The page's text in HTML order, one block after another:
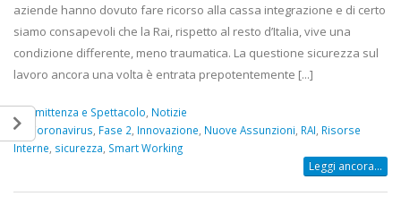
aziende hanno dovuto fare ricorso alla cassa integrazione e di certo
siamo consapevoli che la Rai, rispetto al resto d’Italia, vive una
condizione differente, meno traumatica. La questione sicurezza sul
lavoro ancora una volta è entrata prepotentemente [...]
Emittenza e Spettacolo Notizie
Coronavirus Fase 2 Innovazione Nuove Assunzioni RAI Risorse
Interne sicurezza Smart Working
Leggi ancora...